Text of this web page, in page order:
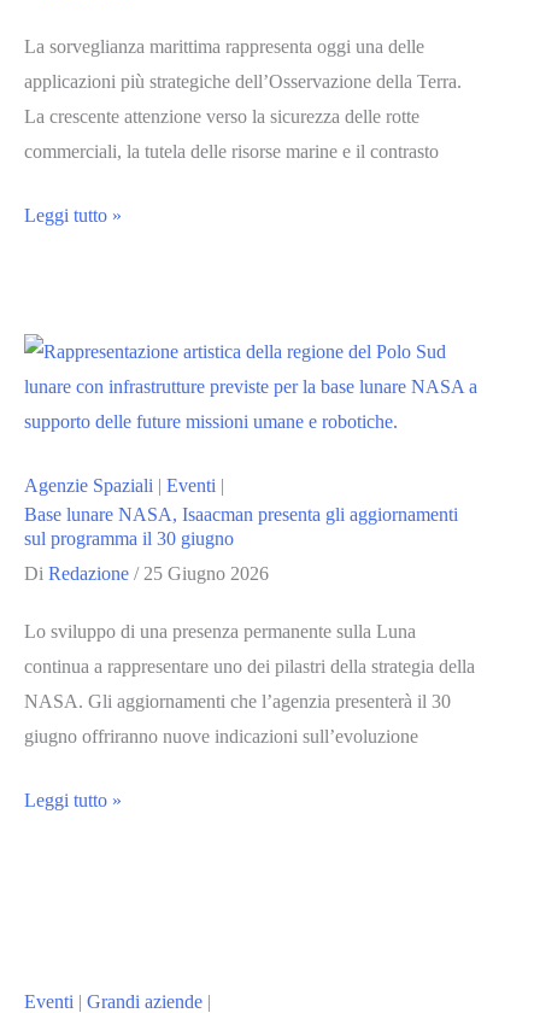
Lazio
La sorveglianza marittima rappresenta oggi una delle
applicazioni più strategiche dell’Osservazione della Terra.
La crescente attenzione verso la sicurezza delle rotte
commerciali, la tutela delle risorse marine e il contrasto
Webinar
dati
SAR
supportano
sorveglianza
marittima
e
contrasto
alla
pesca
illegale
Leggi tutto »
Agenzie Spaziali | Eventi |
Base lunare NASA, Isaacman presenta gli aggiornamenti
sul programma il 30 giugno
Di Redazione / 25 Giugno 2026
Lo sviluppo di una presenza permanente sulla Luna
continua a rappresentare uno dei pilastri della strategia della
NASA. Gli aggiornamenti che l’agenzia presenterà il 30
giugno offriranno nuove indicazioni sull’evoluzione
Base
aggiornamenti
Leggi tutto »
Eventi | Grandi aziende |